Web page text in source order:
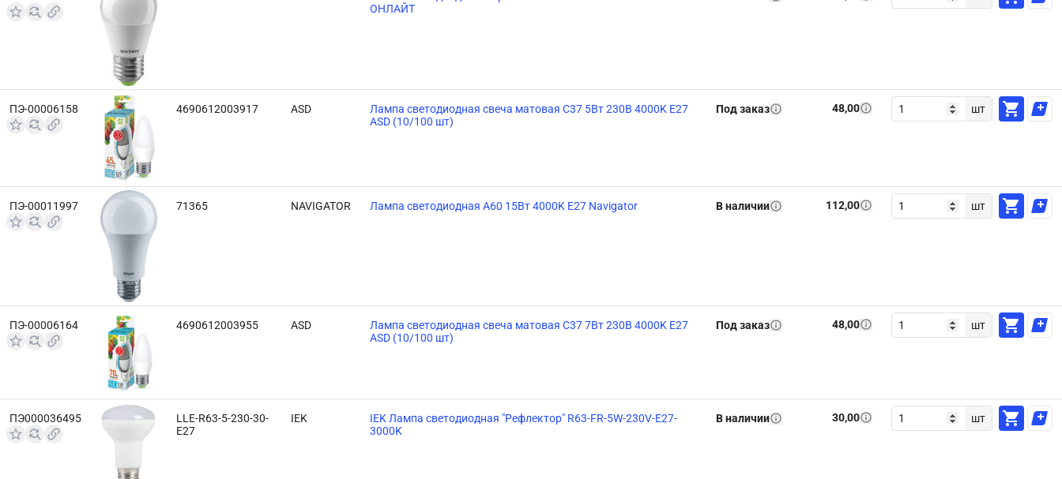
ОНЛАЙТ
ПЭ-00006158 4690612003917 ASD
Лампа светодиодная свеча матовая C37 5Вт 230В 4000K E27
ASD (10/100 шт)
Под заказ 48,00 шт
ПЭ-00011997 71365 NAVIGATOR Лампа светодиодная A60 15Вт 4000K E27 Navigator В наличии 112,00 шт
ПЭ-00006164 4690612003955 ASD
Лампа светодиодная свеча матовая C37 7Вт 230В 4000K E27
ASD (10/100 шт)
Под заказ 48,00 шт
ПЭ000036495
LLE-R63-5-230-30-
E27
IEK
IEK Лампа светодиодная "Рефлектор" R63-FR-5W-230V-E27-
3000K
В наличии 30,00 шт